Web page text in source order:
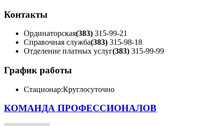
Контакты
Ординаторская(383) 315-99-21
Справочная служба(383) 315-98-18
Отделение платных услуг(383) 315-99-99
График работы
Стационар:Круглосуточно
КОМАНДА ПРОФЕССИОНАЛОВ